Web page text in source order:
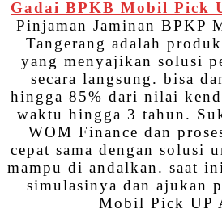
Gadai BPKB Mobil Pick
Pinjaman Jaminan BPKP
Tangerang adalah
yang menyajikan solusi
secara langsung. bisa
hingga 85% dari nilai
waktu hingga 3 tahun.
WOM Finance dan
cepat sama dengan solusi
mampu di andalkan. saat
simulasinya dan ajukan
Mobil Pick UP